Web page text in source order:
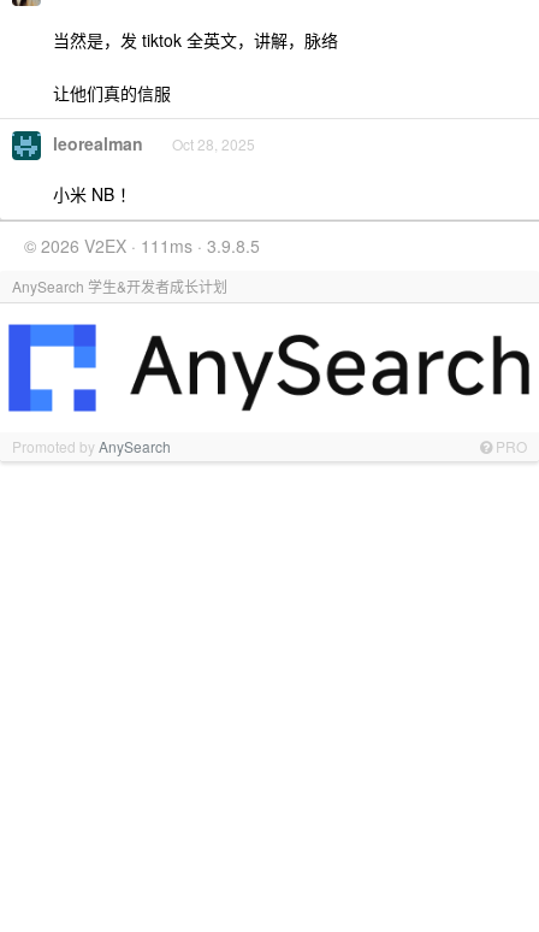
当然是，发 tiktok 全英文，讲解，脉络
让他们真的信服
leorealman Oct 28, 2025
小米 NB ！
© 2026 V2EX · 111ms · 3.9.8.5
AnySearch 学生&开发者成长计划
Promoted byAnySearch PRO